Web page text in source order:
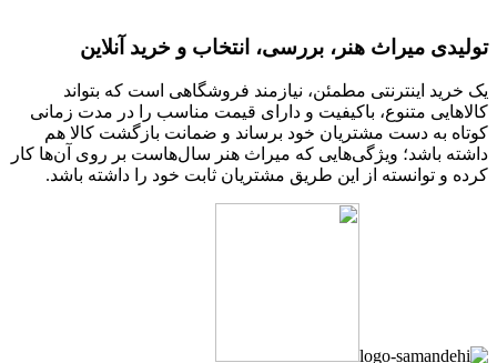
تولیدی میراث هنر، بررسی، انتخاب و خرید آنلاین
یک خرید اینترنتی مطمئن، نیازمند فروشگاهی است که بتواند
کالاهایی متنوع، باکیفیت و دارای قیمت مناسب را در مدت زمانی
کوتاه به دست مشتریان خود برساند و ضمانت بازگشت کالا هم
داشته باشد؛ ویژگی‌هایی که میراث هنر سال‌هاست بر روی آن‌ها کار
کرده و توانسته از این طریق مشتریان ثابت خود را داشته باشد.